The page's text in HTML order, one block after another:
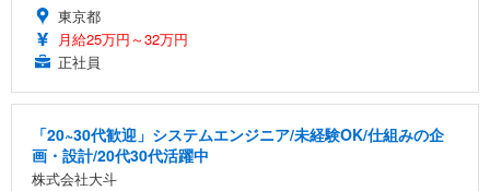
東京都
月給25万円～32万円
正社員
「20~30代歓迎」システムエンジニア/未経験OK/仕組みの企
画・設計/20代30代活躍中
株式会社大斗